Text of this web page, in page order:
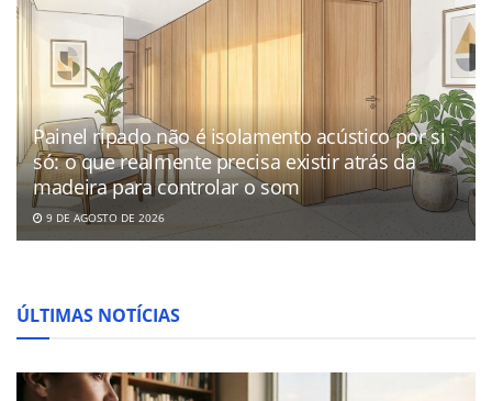
Painel ripado não é isolamento acústico por si
só: o que realmente precisa existir atrás da
madeira para controlar o som
9 DE AGOSTO DE 2026
ÚLTIMAS NOTÍCIAS